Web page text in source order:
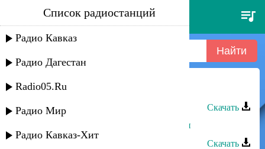
гаго - настроение солнце
Список радиостанций
Радио Кавказ
Радио Дагестан
Radio05.Ru
Радио Мир
Радио Кавказ-Хит
Сёма Семенов - Солнце мое
Скачать
Ризван Омариев - Солнце пустыни
Скачать